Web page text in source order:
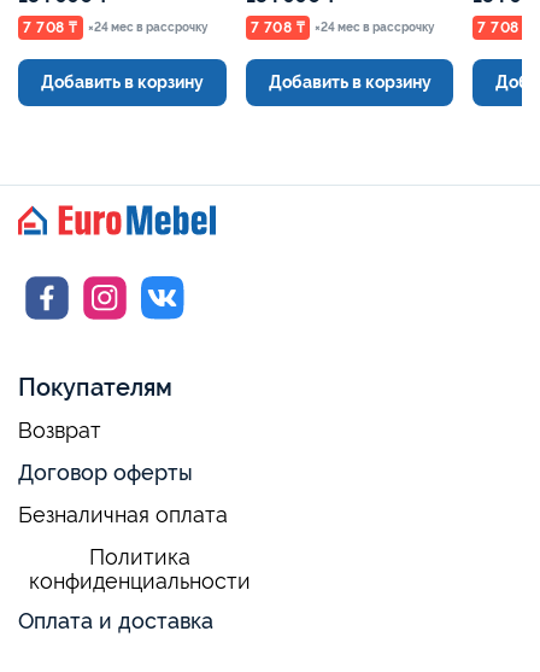
7 708 ₸ ×24 мес в рассрочку
Добавить в корзину
7 708 ₸ ×24 мес в рассрочку
Добавить в корзину
7 708 ₸
Покупателям
Возврат
Договор оферты
Безналичная оплата
Политика
конфиденциальности
Оплата и доставка